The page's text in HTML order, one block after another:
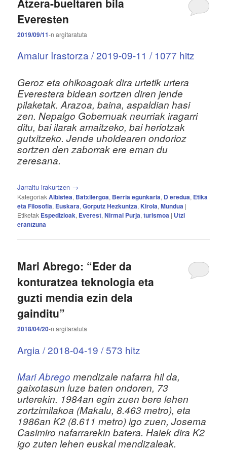
Everesten
2019/09/11-nargitaratuta
Amaiur Irastorza / 2019-09-11 / 1077 hitz
Geroz eta ohikoagoak dira urtetik urtera
Everestera bidean sortzen diren jende
pilaketak. Arazoa, baina, aspaldian hasi
zen. Nepalgo Gobernuak neurriak iragarri
ditu, bai ilarak amaitzeko, bai heriotzak
gutxitzeko. Jende uholdearen ondorioz
sortzen den zaborrak ere eman du
zeresana.
Jarraitu irakurtzen →
KategoriakAlbistea, Batxilergoa, Berria egunkaria, D eredua, Etika
eta Filosofia, Euskara,Gorputz Hezkuntza, Kirola,Mundua |
Etiketak Espedizioak, Everest,Nirmal Purja,turismoa | Utzi
erantzuna
Mari Abrego: “Eder da
konturatzea teknologia eta
guzti mendia ezin dela
gainditu”
2018/04/20-nargitaratuta
Argia / 2018-04-19 / 573 hitz
Mari Abrego mendizale nafarra hil da,
gaixotasun luze baten ondoren, 73
urterekin. 1984an egin zuen bere lehen
zortzimilakoa (Makalu, 8.463 metro), eta
1986an K2 (8.611 metro) igo zuen, Josema
Casimiro nafarrarekin batera. Haiek dira K2
igo zuten lehen euskal mendizaleak.